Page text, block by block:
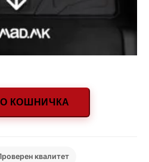
КОШНИЧКА
квалитет